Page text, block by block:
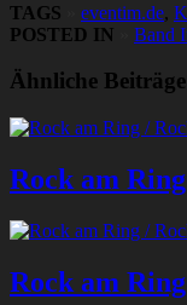
TAGS
eventim.de,
POSTED IN
Band
Ähnliche Beiträge
Rock am
Rock am